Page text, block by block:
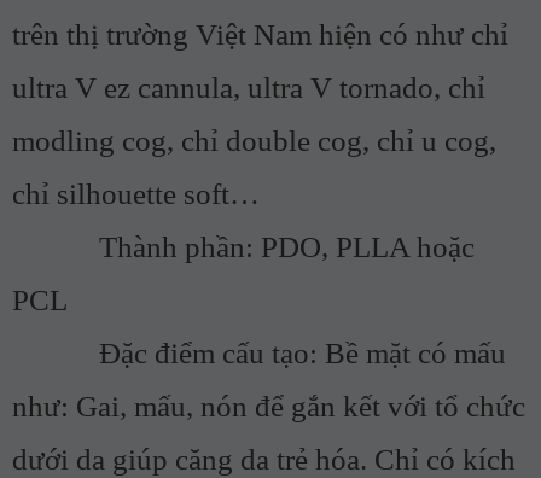
trên thị trường Việt Nam hiện có như chỉ
ultra V ez cannula, ultra V tornado, chỉ
modling cog, chỉ double cog, chỉ u cog,
chỉ silhouette soft…
Thành phần: PDO, PLLA hoặc
PCL
Đặc điểm cấu tạo: Bề mặt có mấu
như: Gai, mấu, nón để gắn kết với tổ chức
dưới da giúp căng da trẻ hóa. Chỉ có kích